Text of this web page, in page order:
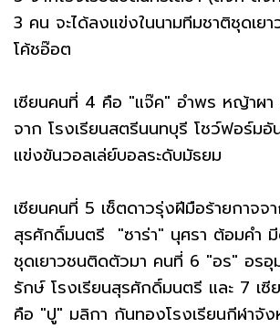
3 คน จะได้ลงแข่งในนามทีมชาติชุดเย
โค้ชอ๊อต
เซียนคนที่ 4 คือ "แจ๊ค" อำพร หญ้าผา
จาก โรงเรียนสตรีนนทบุรี โชว์ฟอร์มอั
แข่งขันวอลเล่ย์บอลระดับมัธยม
เซียนคนที่ 5 เซ็ตดาวรุ่งฝีมือร้ายกาจจ
สุรศักดิ์มนตรี "ซาร่า" นุศรา ต้อมคำ
ชุดเยาวชนติดตัวมา คนที่ 6 "อร" อรอุ
รักษ์ โรงเรียนสุรศักดิ์มนตรี และ 7 เซี
คือ "ปู" มลิกา กันทองโรงเรียนกีฬาจั